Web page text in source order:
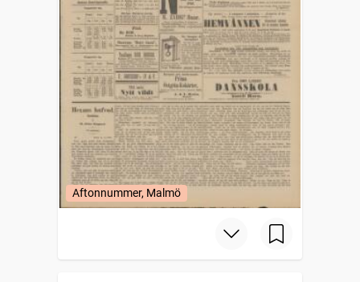
Aftonnummer, Malmö